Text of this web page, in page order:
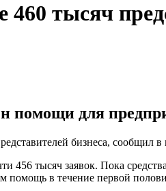
тысяч
для
бизнеса,
тысяч заявок. Пока
помощь в течение первой